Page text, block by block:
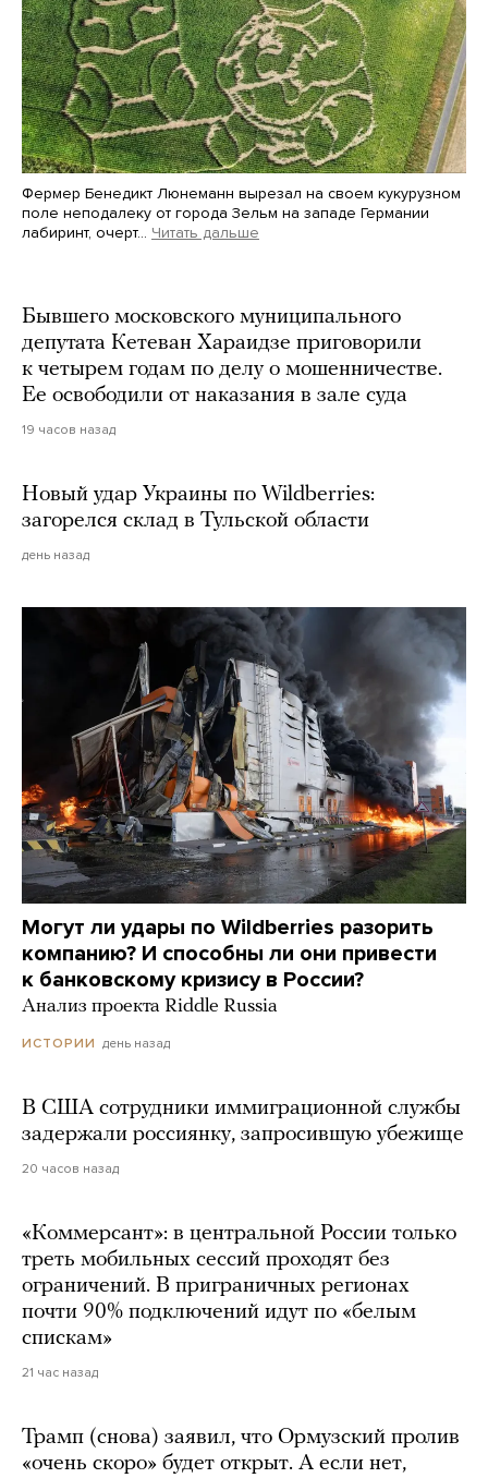
Фермер Бенедикт Люнеманн вырезал на своем кукурузном
поле неподалеку от города Зельм на западе Германии
лабиринт, очерт… Читать дальше
Бывшего московского муниципального
депутата Кетеван Хараидзе приговорили
к четырем годам по делу о мошенничестве.
Ее освободили от наказания в зале суда
19 часов назад
Новый удар Украины по Wildberries:
загорелся склад в Тульской области
день назад
Могут ли удары по Wildberries разорить
компанию? И способны ли они привести
к банковскому кризису в России?
Анализ проекта Riddle Russia
ИСТОРИИ день назад
В США сотрудники иммиграционной службы
задержали россиянку, запросившую убежище
20 часов назад
«Коммерсант»: в центральной России только
треть мобильных сессий проходят без
ограничений. В приграничных регионах
почти 90% подключений идут по «белым
спискам»
21 час назад
Трамп (снова) заявил, что Ормузский пролив
«очень скоро» будет открыт. А если нет,